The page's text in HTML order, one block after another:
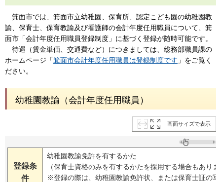
箕面市では、箕面市立幼稚園、保育所、認定こども園の幼稚園教
諭、保育士、保育教諭及び看護師の会計年度任用職員について、箕
面市「会計年度任用職員登録制度」に基づく登録が随時可能です。
待遇（賃金単価、交通費など）につきましては、総務部職員課の
ホームページ「箕面市会計年度任用職員は登録制度です 」をご覧く
ださい。
幼稚園教諭（会計年度任用職員）
画面サイズで表示
登録条
件
幼稚園教諭免許を有するかた
（保育士資格のみを有するかたを採用する場合もあり
※登録の際は、幼稚園教諭免許状、または保育士証の